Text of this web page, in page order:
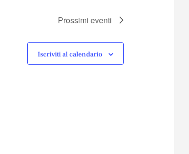
Prossimi eventi
Iscriviti al calendario